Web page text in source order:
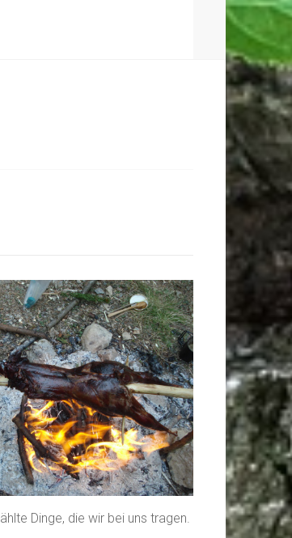
Dinge, die wir bei uns tragen.